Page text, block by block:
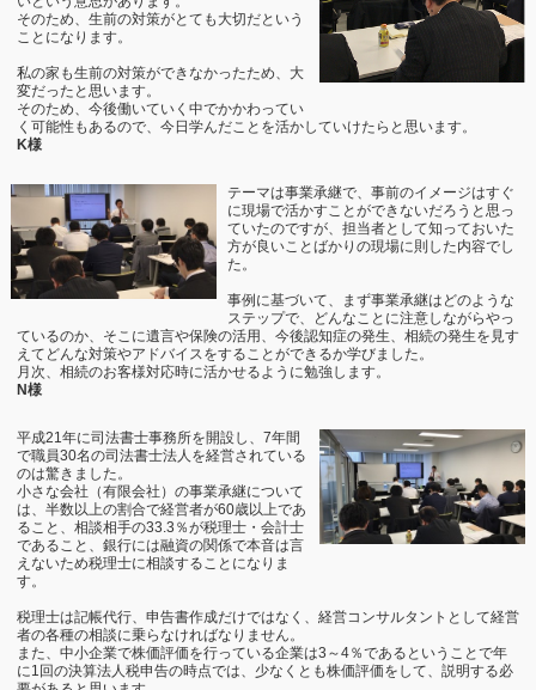
そのため、生前の対策がとても大切だという
ことになります。
私の家も生前の対策ができなかったため、大
変だったと思います。
そのため、今後働いていく中でかかわってい
く可能性もあるので、今日学んだことを活かしていけたらと思います。
K様
テーマは事業承継で、事前のイメージはすぐ
に現場で活かすことができないだろうと思っ
ていたのですが、担当者として知っておいた
方が良いことばかりの現場に則した内容でし
た。
事例に基づいて、まず事業承継はどのような
ステップで、どんなことに注意しながらやっ
ているのか、そこに遺言や保険の活用、今後認知症の発生、相続の発生を見す
えてどんな対策やアドバイスをすることができるか学びました。
月次、相続のお客様対応時に活かせるように勉強します。
N様
平成21年に司法書士事務所を開設し、7年間
で職員30名の司法書士法人を経営されている
のは驚きました。
小さな会社（有限会社）の事業承継について
は、半数以上の割合で経営者が60歳以上であ
ること、相談相手の33.3％が税理士・会計士
であること、銀行には融資の関係で本音は言
えないため税理士に相談することになりま
す。
税理士は記帳代行、申告書作成だけではなく、経営コンサルタントとして経営
者の各種の相談に乗らなければなりません。
また、中小企業で株価評価を行っている企業は3～4％であるということで年
に1回の決算法人税申告の時点では、少なくとも株価評価をして、説明する必